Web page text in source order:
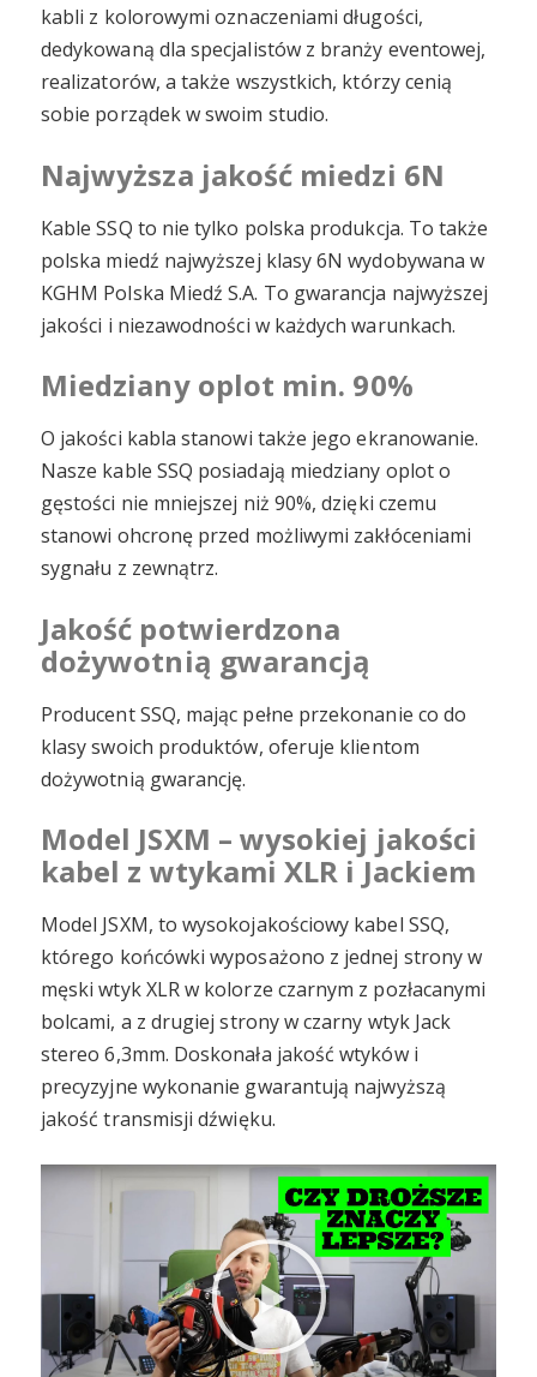
kabli z kolorowymi oznaczeniami długości,
dedykowaną dla specjalistów z branży eventowej,
realizatorów, a także wszystkich, którzy cenią
sobie porządek w swoim studio.
Najwyższa jakość miedzi 6N
Kable SSQ to nie tylko polska produkcja. To także
polska miedź najwyższej klasy 6N wydobywana w
KGHM Polska Miedź S.A. To gwarancja najwyższej
jakości i niezawodności w każdych warunkach.
Miedziany oplot min. 90%
O jakości kabla stanowi także jego ekranowanie.
Nasze kable SSQ posiadają miedziany oplot o
gęstości nie mniejszej niż 90%, dzięki czemu
stanowi ohcronę przed możliwymi zakłóceniami
sygnału z zewnątrz.
Jakość potwierdzona
dożywotnią gwarancją
Producent SSQ, mając pełne przekonanie co do
klasy swoich produktów, oferuje klientom
dożywotnią gwarancję.
Model JSXM – wysokiej jakości
kabel z wtykami XLR i Jackiem
Model JSXM, to wysokojakościowy kabel SSQ,
którego końcówki wyposażono z jednej strony w
męski wtyk XLR w kolorze czarnym z pozłacanymi
bolcami, a z drugiej strony w czarny wtyk Jack
stereo 6,3mm. Doskonała jakość wtyków i
precyzyjne wykonanie gwarantują najwyższą
jakość transmisji dźwięku.